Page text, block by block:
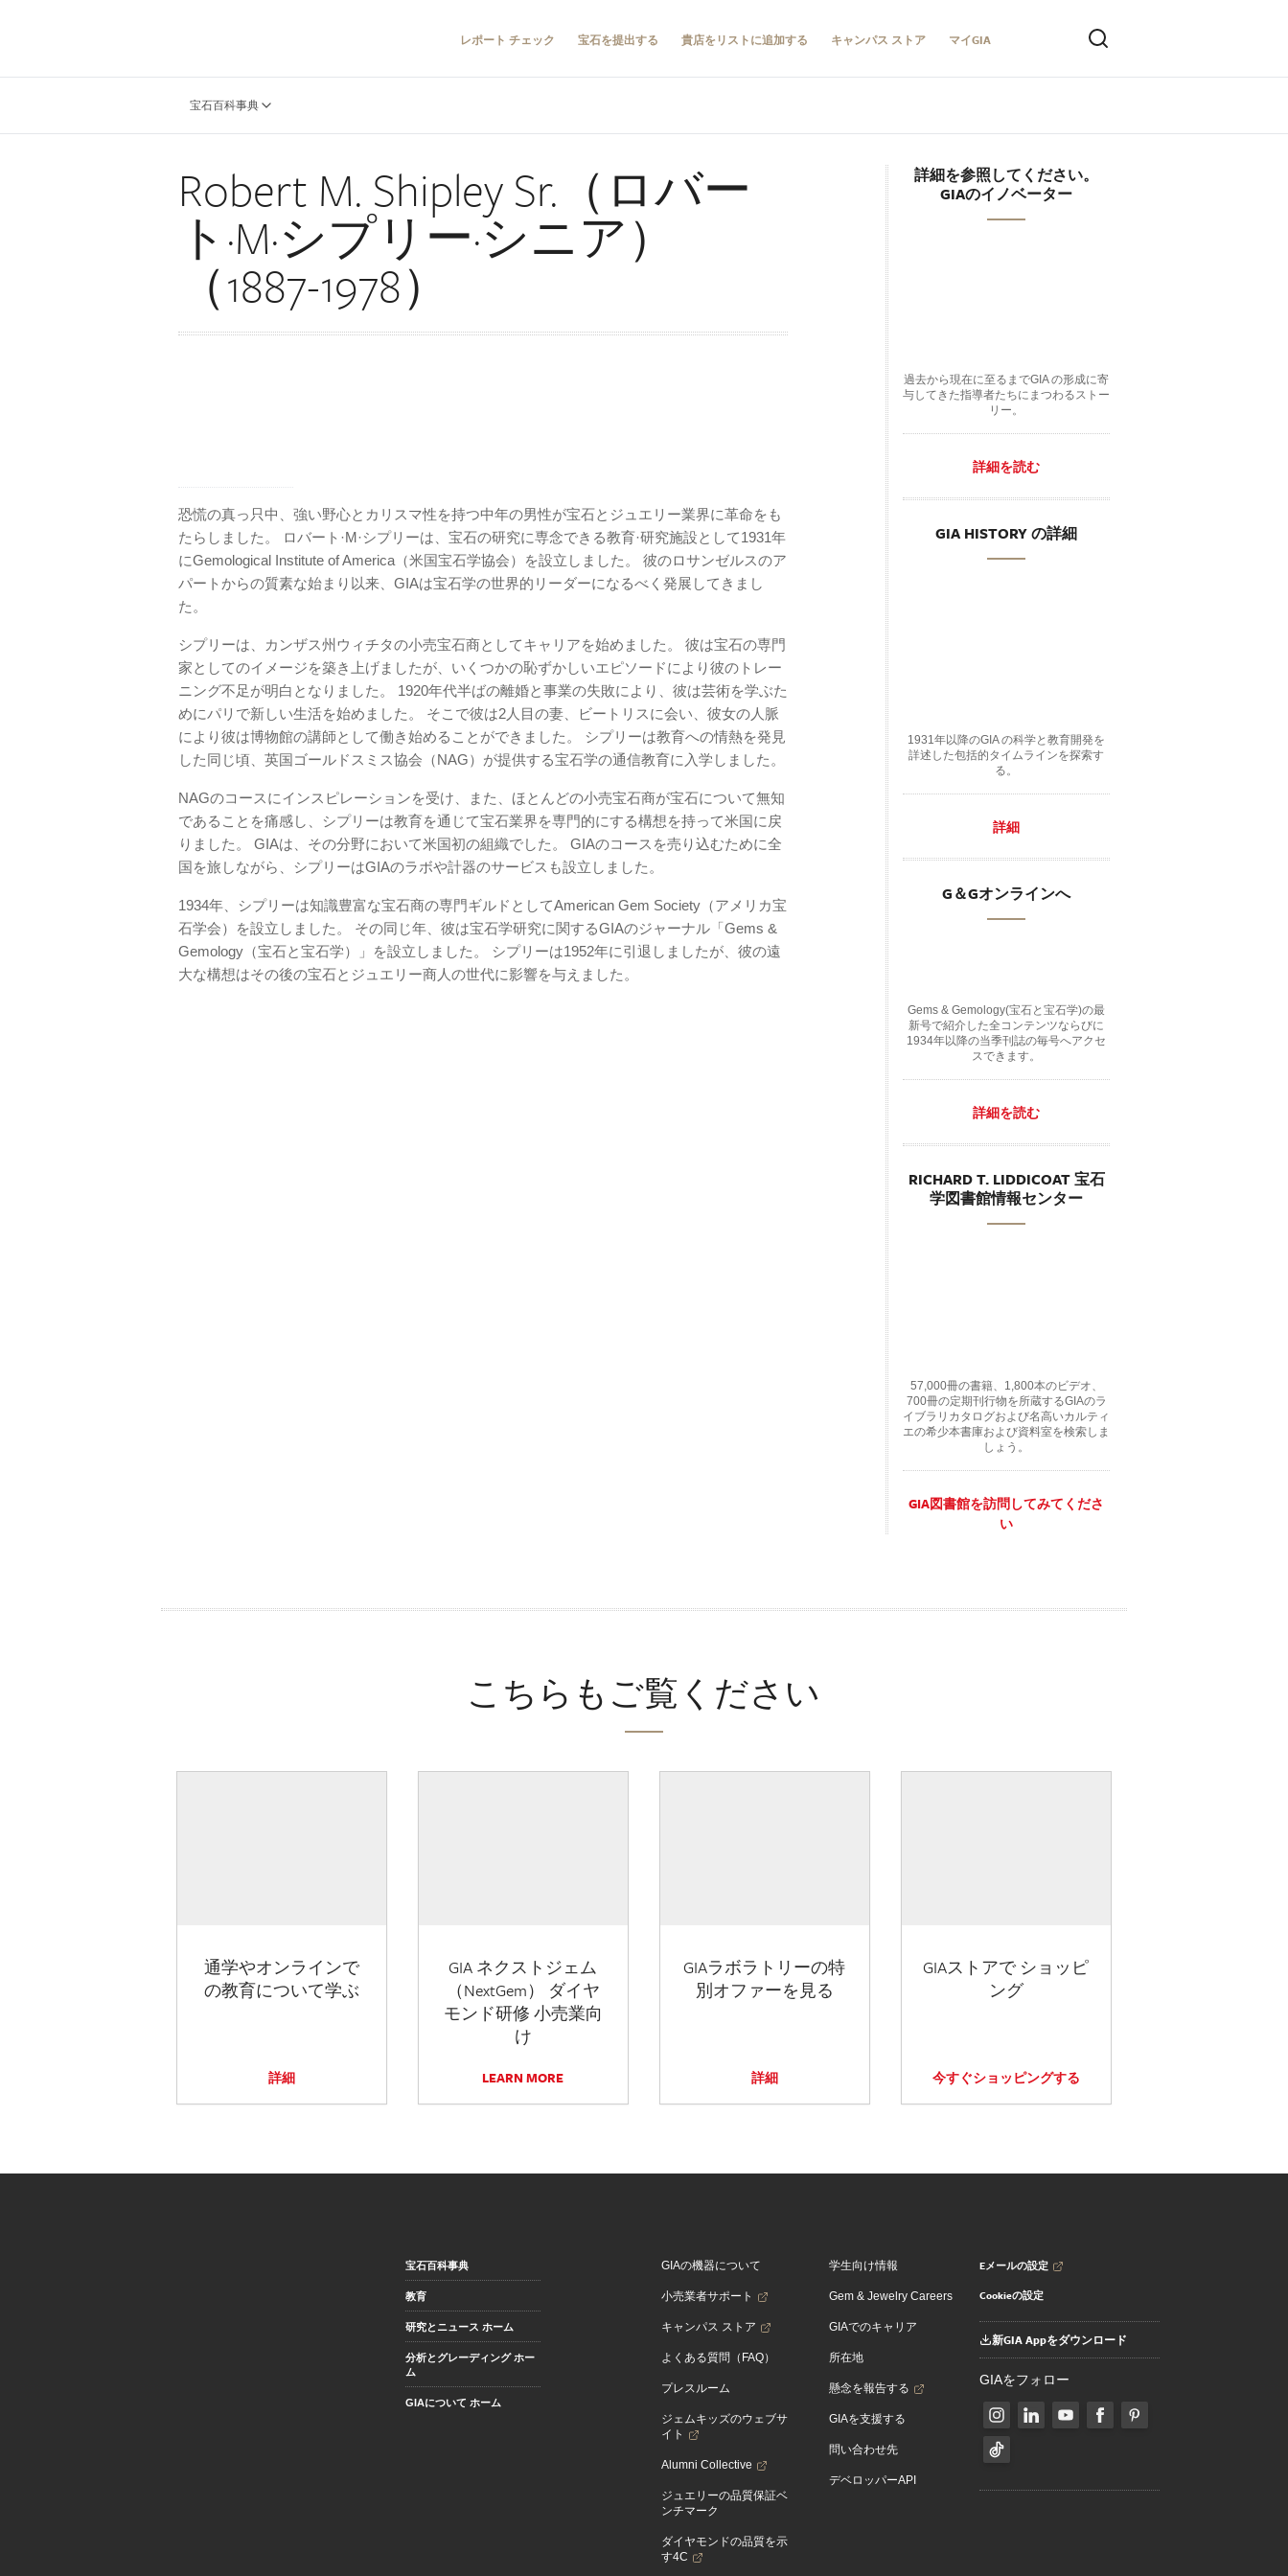
レポート チェック 宝石を提出する 貴店をリストに追加する キャンパス ストア マイGIA
宝石百科事典
Robert M. Shipley Sr.（ロバー
ト·M·シプリー·シニア）
（1887-1978）
恐慌の真っ只中、強い野心とカリスマ性を持つ中年の男性が宝石とジュエリー業界に革命をも
たらしました。 ロバート·M·シプリーは、宝石の研究に専念できる教育·研究施設として1931年
にGemological Institute of America（米国宝石学協会）を設立しました。 彼のロサンゼルスのア
パートからの質素な始まり以来、GIAは宝石学の世界的リーダーになるべく発展してきまし
た。
シプリーは、カンザス州ウィチタの小売宝石商としてキャリアを始めました。 彼は宝石の専門
家としてのイメージを築き上げましたが、いくつかの恥ずかしいエピソードにより彼のトレー
ニング不足が明白となりました。 1920年代半ばの離婚と事業の失敗により、彼は芸術を学ぶた
めにパリで新しい生活を始めました。 そこで彼は2人目の妻、ビートリスに会い、彼女の人脈
により彼は博物館の講師として働き始めることができました。 シプリーは教育への情熱を発見
した同じ頃、英国ゴールドスミス協会（NAG）が提供する宝石学の通信教育に入学しました。
NAGのコースにインスピレーションを受け、また、ほとんどの小売宝石商が宝石について無知
であることを痛感し、シプリーは教育を通じて宝石業界を専門的にする構想を持って米国に戻
りました。 GIAは、その分野において米国初の組織でした。 GIAのコースを売り込むために全
国を旅しながら、シプリーはGIAのラボや計器のサービスも設立しました。
1934年、シプリーは知識豊富な宝石商の専門ギルドとしてAmerican Gem Society（アメリカ宝
石学会）を設立しました。 その同じ年、彼は宝石学研究に関するGIAのジャーナル「Gems &
Gemology（宝石と宝石学）」を設立しました。 シプリーは1952年に引退しましたが、彼の遠
大な構想はその後の宝石とジュエリー商人の世代に影響を与えました。
詳細を参照してください。
GIAのイノベーター
過去から現在に至るまでGIA の形成に寄
与してきた指導者たちにまつわるストー
リー。
詳細を読む
GIA HISTORY の詳細
1931年以降のGIA の科学と教育開発を
詳述した包括的タイムラインを探索す
る。
詳細
G＆Gオンラインへ
Gems & Gemology(宝石と宝石学)の最
新号で紹介した全コンテンツならびに
1934年以降の当季刊誌の毎号へアクセ
スできます。
詳細を読む
RICHARD T. LIDDICOAT 宝石
学図書館情報センター
57,000冊の書籍、1,800本のビデオ、
700冊の定期刊行物を所蔵するGIAのラ
イブラリカタログおよび名高いカルティ
エの希少本書庫および資料室を検索しま
しょう。
GIA図書館を訪問してみてくださ
い
こちらもご覧ください
通学やオンラインで
の教育について学ぶ
詳細
GIA ネクストジェム
（NextGem） ダイヤ
モンド研修 小売業向
け
LEARN MORE
GIAラボラトリーの特
別オファーを見る
詳細
GIAストアで ショッピ
ング
今すぐショッピングする
宝石百科事典
教育
研究とニュース ホーム
分析とグレーディング ホー
ム
GIAについて ホーム
GIAの機器について
小売業者サポート
キャンパス ストア
よくある質問（FAQ）
プレスルーム
ジェムキッズのウェブサ
イト
Alumni Collective
ジュエリーの品質保証ベ
ンチマーク
ダイヤモンドの品質を示
す4C
学生向け情報
Gem & Jewelry Careers
GIAでのキャリア
所在地
懸念を報告する
GIAを支援する
問い合わせ先
デベロッパーAPI
Eメールの設定
Cookieの設定
新GIA Appをダウンロード
GIAをフォロー